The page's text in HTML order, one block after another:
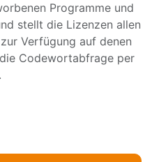
Programme und
stellt die Lizenzen allen
Verfügung auf denen
Codewortabfrage per